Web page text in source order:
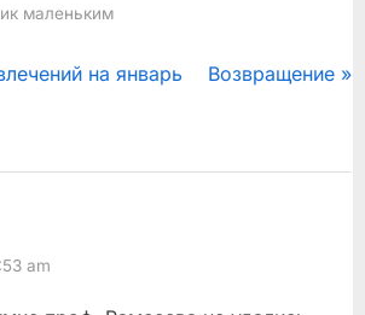
маленьким
на январь
N
t
t
Возвращение
am